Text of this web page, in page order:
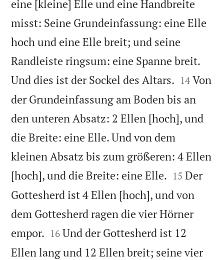
eine [kleine] Elle und eine Handbreite
misst: Seine Grundeinfassung: eine Elle
hoch und eine Elle breit; und seine
Randleiste ringsum: eine Spanne breit.
Und dies ist der Sockel des Altars. 

14 Von
der Grundeinfassung am Boden bis an
den unteren Absatz: 2 Ellen [hoch], und
die Breite: eine Elle. Und von dem
kleinen Absatz bis zum größeren: 4 Ellen
[hoch], und die Breite: eine Elle. 

15 Der
Gottesherd ist 4 Ellen [hoch], und von
dem Gottesherd ragen die vier Hörner
empor. 

16 Und der Gottesherd ist 12
Ellen lang und 12 Ellen breit; seine vier